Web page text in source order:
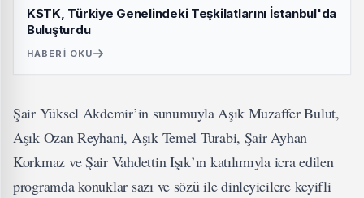
KSTK, Türkiye Genelindeki Teşkilatlarını İstanbul'da
Buluşturdu
HABERI OKU
Şair Yüksel Akdemir’in sunumuyla Aşık Muzaffer Bulut,
Aşık Ozan Reyhani, Aşık Temel Turabi, Şair Ayhan
Korkmaz ve Şair Vahdettin Işık’ın katılımıyla icra edilen
programda konuklar sazı ve sözü ile dinleyicilere keyifli